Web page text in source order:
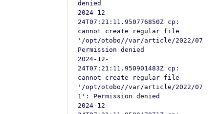
denied
2024-12-
24T07:21:11.950776850Z cp:
cannot create regular file
'/opt/otobo//var/article/2022/07/
Permission denied
2024-12-
24T07:21:11.950901483Z cp:
cannot create regular file
'/opt/otobo//var/article/2022/07/11/
1': Permission denied
2024-12-